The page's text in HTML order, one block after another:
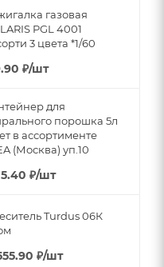
газовая
PGL 4001
3 цвета *1/60
₽/шт
для
порошка 5л
в ассортименте
(Москва) уп.10
₽/шт
Turdus 06К
₽/шт